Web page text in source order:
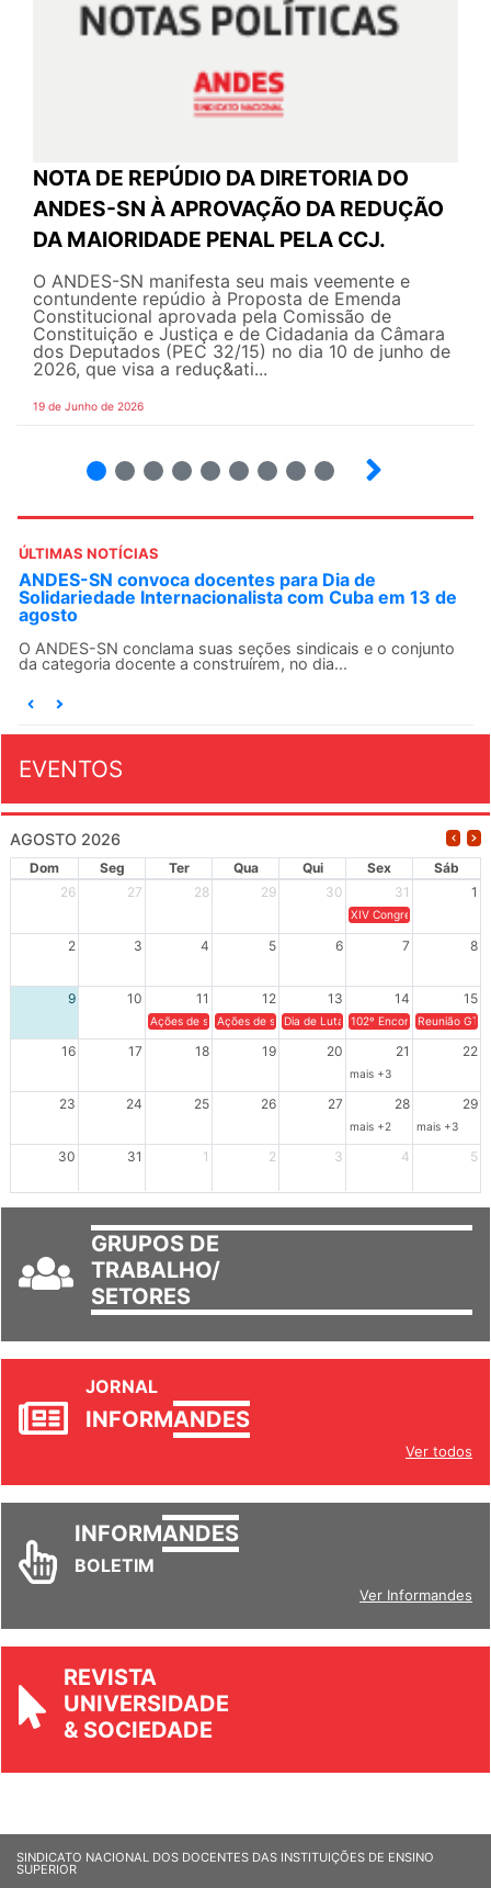
NOTA DE REPÚDIO DA DIRETORIA DO
ANDES-SN À APROVAÇÃO DA REDUÇÃO
DA MAIORIDADE PENAL PELA CCJ.
O ANDES-SN manifesta seu mais veemente e
contundente repúdio à Proposta de Emenda
Constitucional aprovada pela Comissão de
Constituição e Justiça e de Cidadania da Câmara
dos Deputados (PEC 32/15) no dia 10 de junho de
2026, que visa a reduç&ati...
19 de Junho de 2026
ÚLTIMAS NOTÍCIAS
ANDES-SN convoca docentes para Dia de
Solidariedade Internacionalista com Cuba em 13 de
agosto
O ANDES-SN conclama suas seções sindicais e o conjunto
da categoria docente a construírem, no dia...
EVENTOS
AGOSTO 2026
Dom Seg Ter Qua Qui Sex
Sáb
26
27 28 29 30 31 1
XIV Congresso Brasileiro
2 3 4 5 6 7 8
9 10 11 12 13 14 15
Ações de solidariedade a Cuba no Rio Grande do Sul - 100
Ações de solidariedade a Cuba no Rio Grande do
Dia de Luta em Defesa de Cuba e da
102º Encontro da
Reunião
16 17 18 19 20 21 22
mais +3
23 24 25 26 27 28 29
mais +2 mais +3
30 31 1 2 3 4 5
GRUPOS DE
TRABALHO/
SETORES
JORNAL
INFORMANDES
Ver todos
INFORMANDES
BOLETIM
Ver Informandes
REVISTA
UNIVERSIDADE
& SOCIEDADE
SINDICATO NACIONAL DOS DOCENTES DAS INSTITUIÇÕES DE ENSINO
SUPERIOR